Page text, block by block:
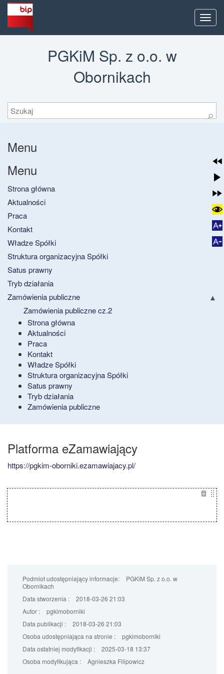
Menu
PGKiM Sp. z o.o. w
Obornikach
Szukaj
⚲
Menu
Menu
Strona główna
Aktualności
Praca
Kontakt
Władze Spółki
Struktura organizacyjna Spółki
Satus prawny
Tryb działania
Zamówienia publiczne
Zamówienia publiczne cz.2
Strona główna
Aktualności
Praca
Kontakt
Władze Spółki
Struktura organizacyjna Spółki
Satus prawny
Tryb działania
Zamówienia publiczne
Platforma eZamawiający
https://pgkim-oborniki.ezamawiajacy.pl/
Podmiot udostępniający informacje:
PGKiM Sp. z o.o. w
Obornikach
Data stworzenia :
2018-03-26 21:03
Autor :
pgkimoborniki
Data publikacji :
2018-03-26 21:03
Osoba udostępniająca na stronie :
pgkimoborniki
Data ostatniej modyfikacji :
2025-03-18 13:37
Osoba modyfikująca :
Agnieszka Filipowicz